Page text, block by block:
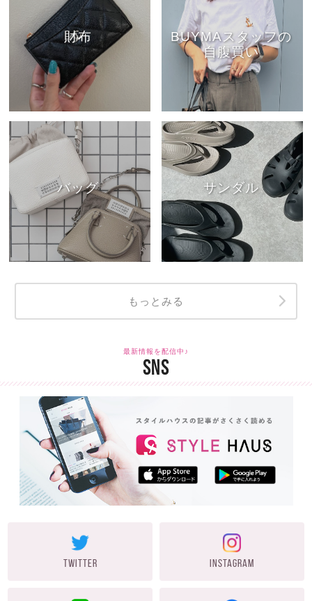
財布
BUYMAスタッフの
自腹買い
バッグ サンダル
もっとみる
最新情報を配信中♪
SNS
TWITTER INSTAGRAM